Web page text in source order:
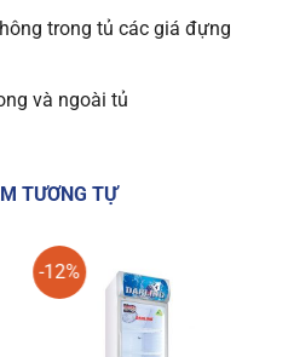
trong tủ các giá đựng
và ngoài tủ
TƯƠNG TỰ
-12%